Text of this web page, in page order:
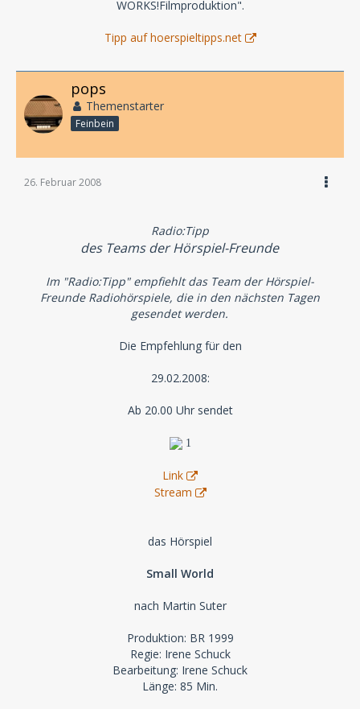
WORKS!Filmproduktion".
Tipp auf hoerspieltipps.net
pops
Themenstarter
Feinbein
26. Februar 2008
Radio:Tipp
des Teams der Hörspiel-Freunde
Im "Radio:Tipp" empfiehlt das Team der Hörspiel-
Freunde Radiohörspiele, die in den nächsten Tagen
gesendet werden.
Die Empfehlung für den
29.02.2008:
Ab 20.00 Uhr sendet
1
Link
Stream
das Hörspiel
Small World
nach Martin Suter
Produktion: BR 1999
Regie: Irene Schuck
Bearbeitung: Irene Schuck
Länge: 85 Min.